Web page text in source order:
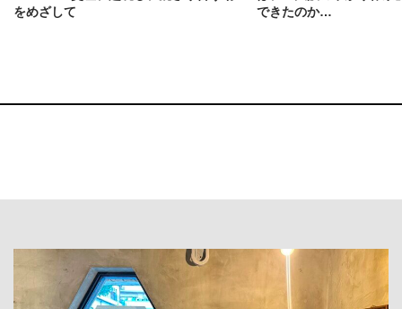
をめざして
できたのか…